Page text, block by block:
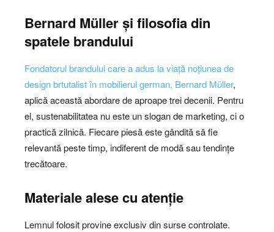
Bernard Müller și filosofia din
spatele brandului
Fondatorul brandului care a adus la viață noțiunea de
design brtutalist în mobilierul german, Bernard Müller,
aplică această abordare de aproape trei decenii. Pentru
el, sustenabilitatea nu este un slogan de marketing, ci o
practică zilnică. Fiecare piesă este gândită să fie
relevantă peste timp, indiferent de modă sau tendințe
trecătoare.
Materiale alese cu atenție
Lemnul folosit provine exclusiv din surse controlate.